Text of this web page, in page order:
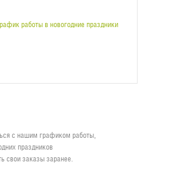
с нашим графиком работы,
праздников
свои заказы заранее.